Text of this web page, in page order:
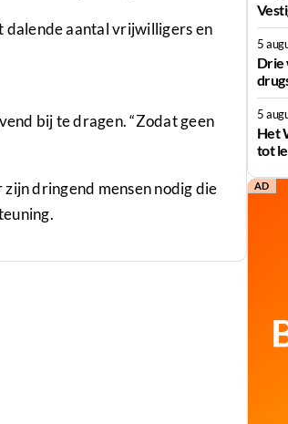
dalende aantal vrijwilligers en
bij te dragen. “Zodat geen
dringend mensen nodig die
5
Drie
5
Het
tot
AD